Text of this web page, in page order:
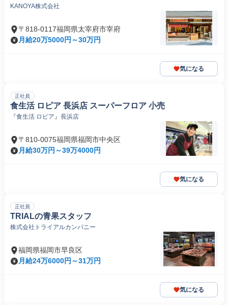
KANOYA株式会社
〒818-0117福岡県太宰府市宰府
月給20万5000円～30万円
気になる
正社員
食生活 ロピア 長浜店 スーパーフロア 小売
『食生活 ロピア』長浜店
〒810-0075福岡県福岡市中央区
月給30万円～39万4000円
気になる
正社員
TRIALの青果スタッフ
株式会社トライアルカンパニー
福岡県福岡市早良区
月給24万6000円～31万円
気になる